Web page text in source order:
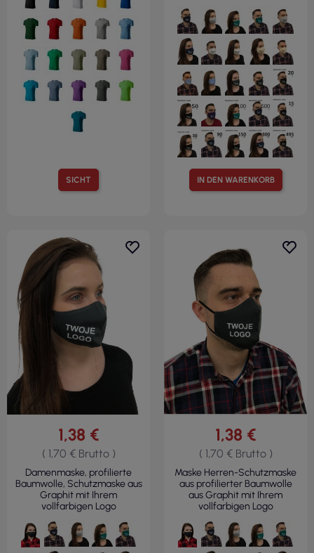
SICHT IN DEN WARENKORB
1,38 €
( 1,70 € Brutto )
Damenmaske, profilierte
Baumwolle, Schutzmaske aus
Graphit mit Ihrem
vollfarbigen Logo
1,38 €
( 1,70 € Brutto )
Maske Herren-Schutzmaske
aus profilierter Baumwolle
aus Graphit mit Ihrem
vollfarbigen Logo